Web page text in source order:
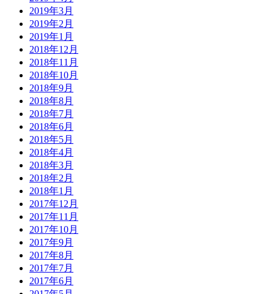
2019年3月
2019年2月
2019年1月
2018年12月
2018年11月
2018年10月
2018年9月
2018年8月
2018年7月
2018年6月
2018年5月
2018年4月
2018年3月
2018年2月
2018年1月
2017年12月
2017年11月
2017年10月
2017年9月
2017年8月
2017年7月
2017年6月